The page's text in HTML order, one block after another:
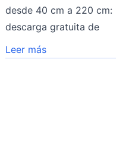
desde 40 cm a 220 cm:
descarga gratuita de
Leer más